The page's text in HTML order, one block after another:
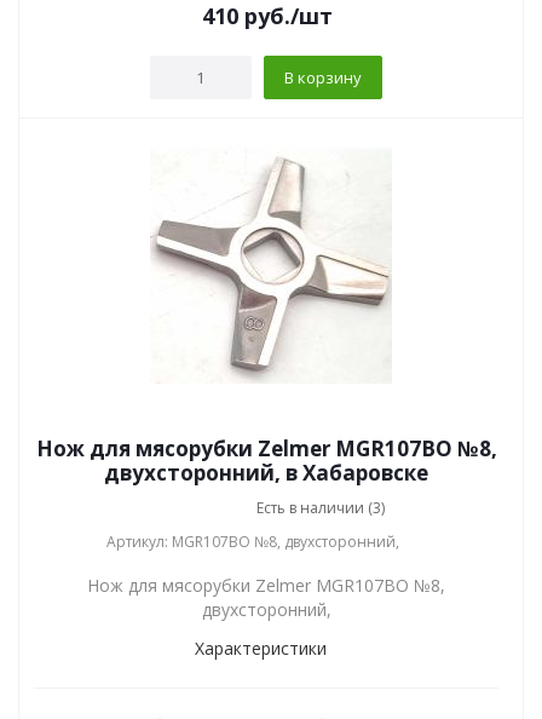
410руб./шт
В корзину
Нож для мясорубки Zelmer MGR107BO №8,
двухсторонний, в Хабаровске
Есть в наличии (3)
Артикул: MGR107BO №8, двухсторонний,
Нож для мясорубки Zelmer MGR107BO №8,
двухсторонний,
Характеристики